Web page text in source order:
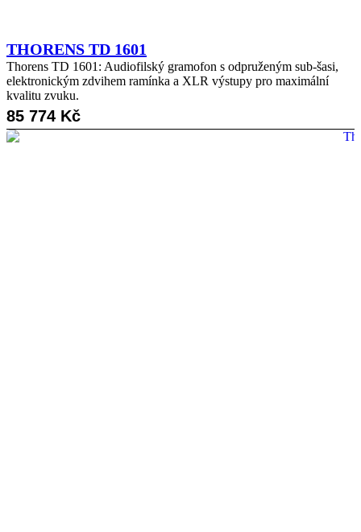
THORENS TD 1601
Thorens TD 1601: Audiofilský gramofon s odpruženým sub-šasi,
elektronickým zdvihem ramínka a XLR výstupy pro maximální
kvalitu zvuku.
85 774 Kč